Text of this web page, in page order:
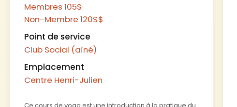
Membres 105$
Non-Membre 120$$
Point de service
Club Social (aîné)
Emplacement
Centre Henri-Julien